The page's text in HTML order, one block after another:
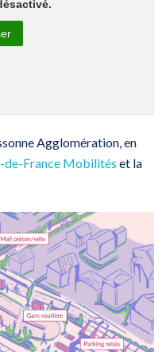
Agglomération, en
de-France Mobilités et la